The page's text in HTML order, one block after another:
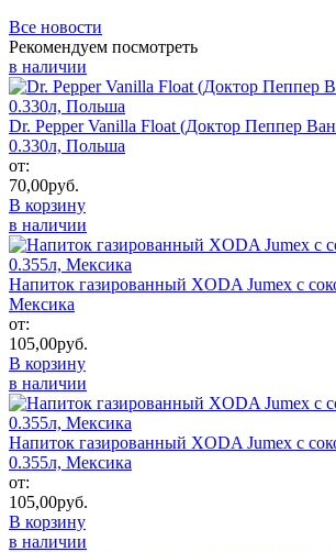
Все новости
Рекомендуем посмотреть
в наличии
Dr. Pepper Vanilla Float (Доктор Пеппер
0.330л, Польша
от:
70,00руб.
В корзину
в наличии
Напиток газированный XODA Jumex с
Мексика
от:
105,00руб.
В корзину
в наличии
Напиток газированный XODA Jumex с
0.355л, Мексика
от:
105,00руб.
В корзину
в наличии